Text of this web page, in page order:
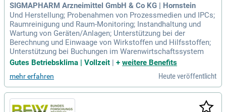
SIGMAPHARM Arzneimittel GmbH & Co KG | Hornstein
Und Herstellung; Probenahmen von Prozessmedien und IPCs;
Raumreinigung und Raum-Monitoring; Instandhaltung und
Wartung von Geräten/Anlagen; Unterstützung bei der
Berechnung und Einwaage von Wirkstoffen und Hilfsstoffen;
Unterstützung bei Buchungen im Warenwirtschaftssystem
Gutes Betriebsklima | Vollzeit | + weitere Benefits
mehr erfahren Heute veröffentlicht